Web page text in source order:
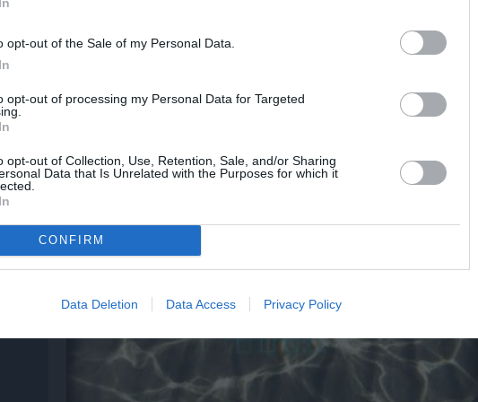
opt-out of the Sale of my Personal Data.
opt-out of processing my Personal Data for Targeted
opt-out of Collection, Use, Retention, Sale, and/or Sharing
Data that Is Unrelated with the Purposes for which it
CONFIRM
Data Deletion Data Access Privacy Policy
Με
Ολύμπια